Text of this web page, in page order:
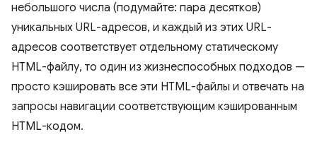
небольшого числа (подумайте: пара десятков)
уникальных URL-адресов, и каждый из этих URL-
адресов соответствует отдельному статическому
HTML-файлу, то один из жизнеспособных подходов —
просто кэшировать все эти HTML-файлы и отвечать на
запросы навигации соответствующим кэшированным
HTML-кодом.